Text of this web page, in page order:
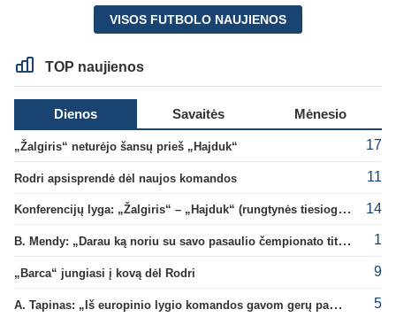
VISOS FUTBOLO NAUJIENOS
TOP naujienos
Dienos Savaitės Mėnesio
„Žalgiris“ neturėjo šansų prieš „Hajduk“ 17
Rodri apsisprendė dėl naujos komandos 11
Konferencijų lyga: „Žalgiris“ – „Hajduk“ (rungtynės tiesiogiai) 14
B. Mendy: „Darau ką noriu su savo pasaulio čempionato titulu“ 1
„Barca“ jungiasi į kovą dėl Rodri 9
A. Tapinas: „Iš europinio lygio komandos gavom gerų pamokų“ 5